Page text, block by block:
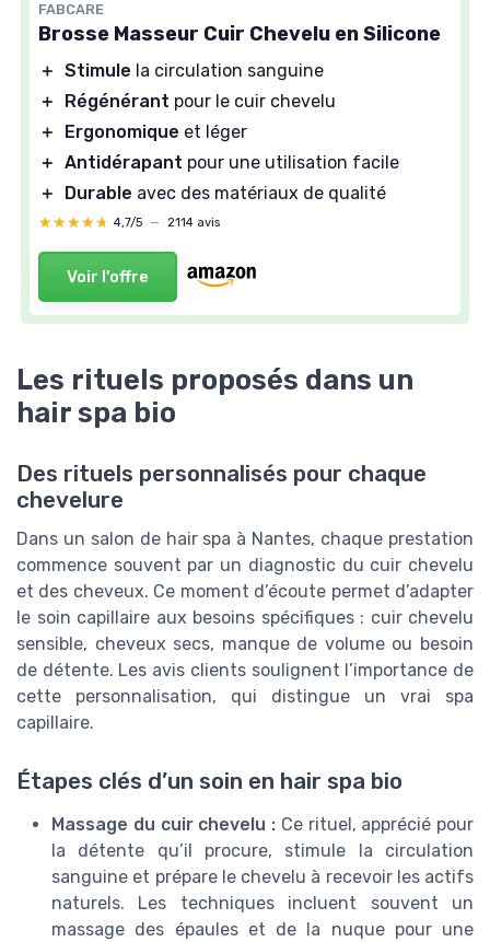
FABCARE
Brosse Masseur Cuir Chevelu en Silicone
＋ Stimule la circulation sanguine
＋
Régénérant pour le cuir chevelu
＋
Ergonomique et léger
＋ Antidérapant pour une utilisation facile
＋
Durable avec des matériaux de qualité
★★★★★
★★★★★ 4,7/5 — 2114 avis
Voir l'offre
Les rituels proposés dans un
hair spa bio
Des rituels personnalisés pour chaque
chevelure
Dans un salon de hair spa à Nantes, chaque prestation
commence souvent par un diagnostic du cuir chevelu
et des cheveux. Ce moment d’écoute permet d’adapter
le soin capillaire aux besoins spécifiques : cuir chevelu
sensible, cheveux secs, manque de volume ou besoin
de détente. Les avis clients soulignent l’importance de
cette personnalisation, qui distingue un vrai spa
capillaire.
Étapes clés d’un soin en hair spa bio
Massage du cuir chevelu : Ce rituel, apprécié pour
la détente qu’il procure, stimule la circulation
sanguine et prépare le chevelu à recevoir les actifs
naturels. Les techniques incluent souvent un
massage des épaules et de la nuque pour une